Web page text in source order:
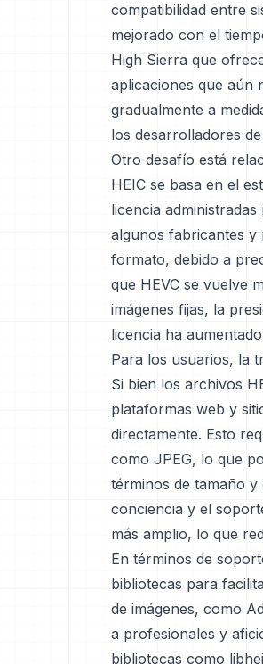
compatibilidad entre
mejorado con el
High Sierra que
aplicaciones que aún
gradualmente a
los desarrolladores
Otro desafío está
HEIC se basa en el
licencia
algunos fabricantes y
formato, debido a
que HEVC se vuelve
imágenes fijas, la
licencia ha
Para los usuarios, la
Si bien los archivos
plataformas web y
directamente. Esto
como JPEG, lo que
términos de tamaño y
conciencia y el
más amplio, lo que
En términos de
bibliotecas para
de imágenes, como
a profesionales y
bibliotecas como